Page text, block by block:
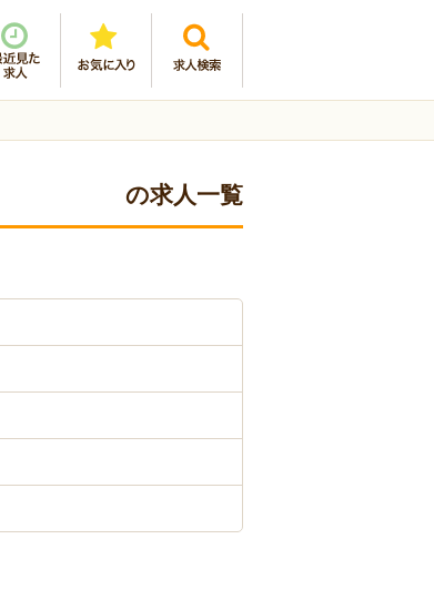
の求人一覧